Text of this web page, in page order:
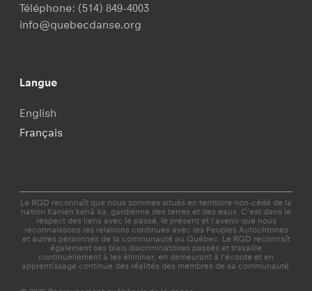
Cyber sain et sauf, une nouvelle
votre travail!
Cinq éléments-clés pour bien comprendre
le droit d'auteur
Téléphone: (514) 849-4003
info@quebecdanse.org
Langue
English
Français
Le RQD reconnaît que nous sommes situés en territoire non-cédé de la
nation Kanien'kehá:ka, gardienne des terres et des eaux. C’est dans le
respect des liens avec le passé, le présent et l'avenir que nous
reconnaissons les relations continues avec les Peuples Autochtones
et autres personnes de la communauté au Québec. Le RQD reconnaît
également ses biais discriminatoires passés et travaille
continuellement à les éliminer, en demeurant à l'écoute et en
apprentissage continue des réalités des membres de sa communauté.